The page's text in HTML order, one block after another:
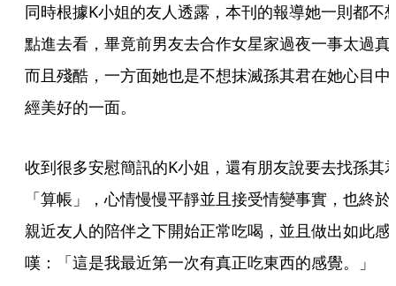
同時根據K小姐的友人透露，本刊的報導她一則都不
點進去看，畢竟前男友去合作女星家過夜一事太過真
而且殘酷，一方面她也是不想抹滅孫其君在她心目中
經美好的一面。
收到很多安慰簡訊的K小姐，還有朋友說要去找孫其
「算帳」，心情慢慢平靜並且接受情變事實，也終於
親近友人的陪伴之下開始正常吃喝，並且做出如此感
嘆：「這是我最近第一次有真正吃東西的感覺。」